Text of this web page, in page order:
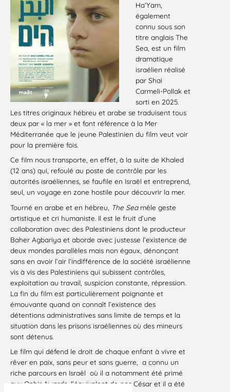
Ha’Yam,
également
connu sous son
titre anglais The
Sea, est un film
dramatique
israélien réalisé
par Shai
Carmeli-Pollak et
sorti en 2025.
Les titres originaux hébreu et arabe se traduisent tous
deux par « la mer » et font référence à la Mer
Méditerranée que le jeune Palestinien du film veut voir
pour la première fois.
Ce film nous transporte, en effet, à la suite de Khaled
(12 ans) qui, refoulé au poste de contrôle par les
autorités israéliennes, se faufile en Israël et entreprend,
seul, un voyage en zone hostile pour découvrir la mer.
Tourné en arabe et en hébreu,
The Seamêle geste
artistique et cri humaniste. Il est le fruit d’une
collaboration avec des Palestiniens dont le producteur
Baher Agbariya et aborde avec justesse l’existence de
deux mondes parallèles mais non égaux, dénonçant
sans en avoir l’air l’indifférence de la société israélienne
vis à vis des Palestiniens qui subissent contrôles,
exploitation au travail, suspicion constante, répression.
La fin du film est particulièrement poignante et
émouvante quand on connaît l’existence des
détentions administratives sans limite de temps et la
situation dans les prisons israéliennes où des mineurs
sont détenus.
Le film qui défend le droit de chaque enfant à vivre et
rêver en paix, sans peur et sans guerre, a connu un
riche parcours en Israël où il a notamment été primé
aux Ophir Awards, l’équivalent de nos César et il a été